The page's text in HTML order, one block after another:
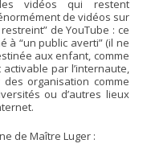
vidéos qui restent
de vidéos sur
de YouTube : ce
à “un public averti” (il ne
aux enfant, comme
activable par l’internaute,
organisation comme
ou d’autres lieux
de Maître Luger :